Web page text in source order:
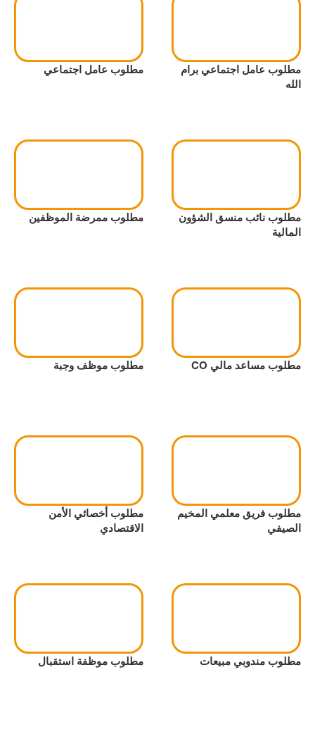
مطلوب عامل اجتماعي برام
الله
مطلوب عامل اجتماعي
مطلوب نائب منسق الشؤون
المالية
مطلوب ممرضة الموظفين
مطلوب مساعد مالي CO مطلوب موظف وجبة
مطلوب فريق معلمي المخيم
الصيفي
مطلوب أخصائي الأمن
الاقتصادي
مطلوب مندوبي مبيعات مطلوب موظفة استقبال